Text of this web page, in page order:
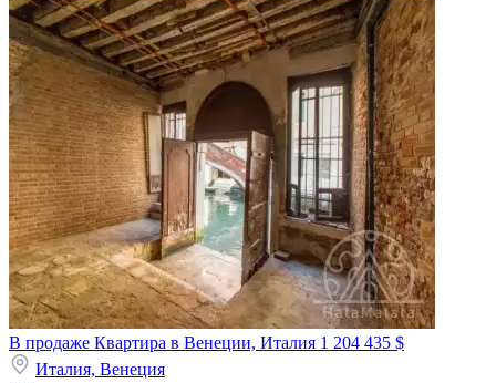
В продаже Квартира в Венеции, Италия 1 204 435 $
Италия, Венеция